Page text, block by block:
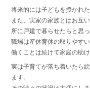
将来的には子どもを授かれ
また、実家の家族とはお互
所に戸建で暮らせたらと思っ
職場は産休育休の取りやす
働くことは続けて家庭の助
実は子育てが落ち着いたら
ます。